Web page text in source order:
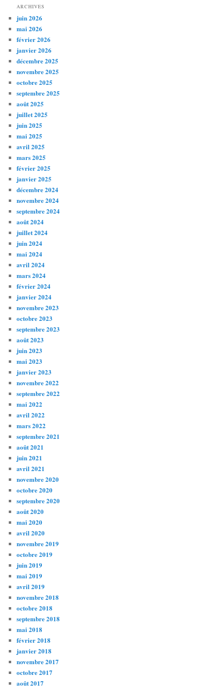
ARCHIVES
juin 2026
mai 2026
février 2026
janvier 2026
décembre 2025
novembre 2025
octobre 2025
septembre 2025
août 2025
juillet 2025
juin 2025
mai 2025
avril 2025
mars 2025
février 2025
janvier 2025
décembre 2024
novembre 2024
septembre 2024
août 2024
juillet 2024
juin 2024
mai 2024
avril 2024
mars 2024
février 2024
janvier 2024
novembre 2023
octobre 2023
septembre 2023
août 2023
juin 2023
mai 2023
janvier 2023
novembre 2022
septembre 2022
mai 2022
avril 2022
mars 2022
septembre 2021
août 2021
juin 2021
avril 2021
novembre 2020
octobre 2020
septembre 2020
août 2020
mai 2020
avril 2020
novembre 2019
octobre 2019
juin 2019
mai 2019
avril 2019
novembre 2018
octobre 2018
septembre 2018
mai 2018
février 2018
janvier 2018
novembre 2017
octobre 2017
août 2017